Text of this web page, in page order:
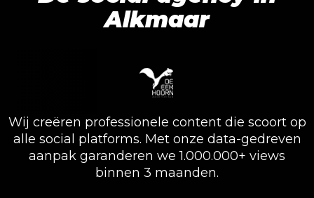
Alkmaar
Wij creëren professionele content die scoort op
alle social platforms. Met onze data-gedreven
aanpak garanderen we 1.000.000+ views
binnen 3 maanden.